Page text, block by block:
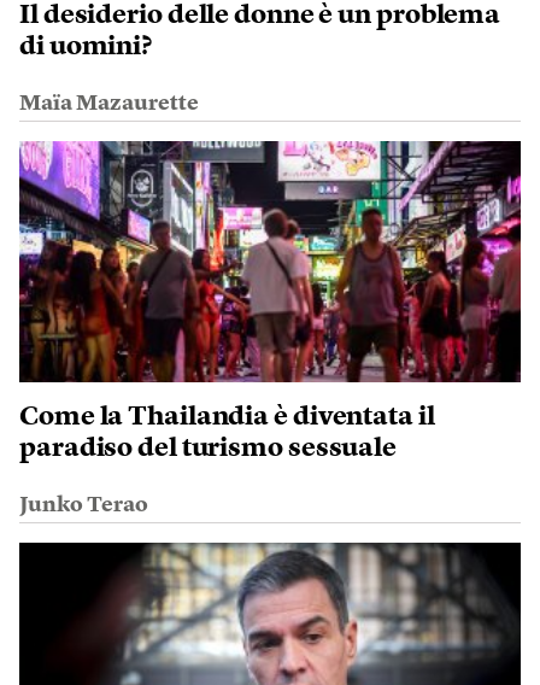
Il desiderio delle donne è un problema
di uomini?
Maïa Mazaurette
Come la Thailandia è diventata il
paradiso del turismo sessuale
Junko Terao